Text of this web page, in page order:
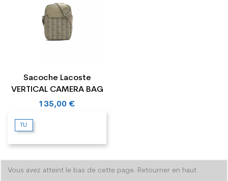
Sacoche Lacoste
VERTICAL CAMERA BAG
135,00 €
TU
Vous avez atteint le bas de cette page. Retourner en haut